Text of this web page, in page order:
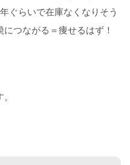
ぐらいで在庫なくなりそう
つながる＝痩せるはず！